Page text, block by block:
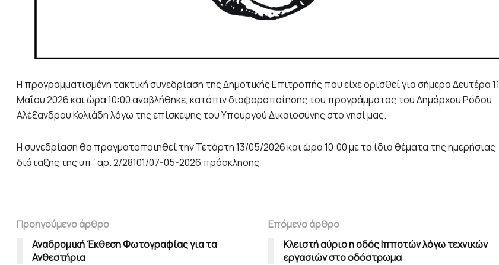
Η προγραμματισμένη τακτική συνεδρίαση της Δημοτικής Επιτροπής που είχε ορισθεί για σήμερα Δευτέρα 11
Μαΐου 2026 και ώρα 10:00 αναβλήθηκε, κατόπιν διαφοροποίησης του προγράμματος του Δημάρχου Ρόδου
Αλέξανδρου Κολιάδη λόγω της επίσκεψης του Υπουργού Δικαιοσύνης στο νησί μας.
Η συνεδρίαση θα πραγματοποιηθεί την Τετάρτη 13/05/2026 και ώρα 10:00 με τα ίδια θέματα της ημερήσιας
διάταξης της υπ΄αρ. 2/28101/07-05-2026 πρόσκλησης
Προηγούμενο άρθρο
Αναδρομική Έκθεση Φωτογραφίας για τα
Ανθεστήρια
Επόμενο άρθρο
Κλειστή αύριο η οδός Ιπποτών λόγω τεχνικών
εργασιών στο οδόστρωμα